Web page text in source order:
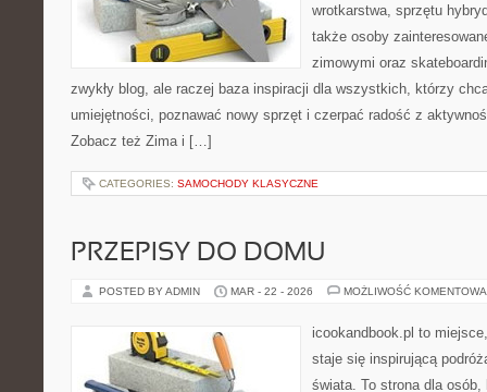
wrotkarstwa, sprzętu
także osoby
zimowymi oraz
zwykły blog, ale raczej baza inspiracji dla wszystkich, którzy
umiejętności, poznawać nowy sprzęt i czerpać radość z
Zobacz też Zima i […]
CATEGORIES: SAMOCHODY KLASYCZNE
PRZEPISY DO DOMU
POSTED BY ADMIN MAR - 22 - 2026 MOŻLIWOŚĆ
icookandbook.pl to
staje się inspirującą
świata. To strona dla